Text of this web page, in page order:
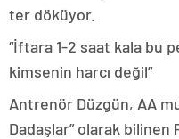
ter döküyor.
“İftara 1-2 saat kala bu
kimsenin harcı değil”
Antrenör Düzgün, AA
Dadaşlar” olarak